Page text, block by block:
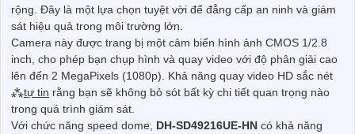
rộng. Đây là một lựa chọn tuyệt vời để đẳng cấp an ninh và giám
sát hiệu quả trong môi trường lớn.
Camera này được trang bị một cảm biến hình ảnh CMOS 1/2.8
inch, cho phép bạn chụp hình và quay video với độ phân giải cao
lên đến 2 MegaPixels (1080p). Khả năng quay video HD sắc nét
⁂tự tin rằng bạn sẽ không bỏ sót bất kỳ chi tiết quan trọng nào
trong quá trình giám sát.
Với chức năng speed dome, DH-SD49216UE-HN có khả năng